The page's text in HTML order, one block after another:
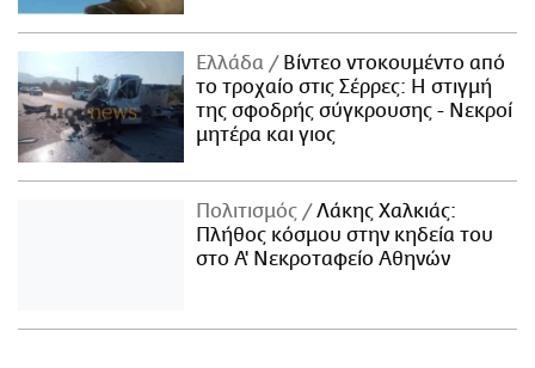
Ελλάδα
Βίντεο ντοκουμέντο από
το τροχαίο στις Σέρρες: Η στιγμή
της σφοδρής σύγκρουσης - Νεκροί
μητέρα και γιος
Πολιτισμός
Λάκης Χαλκιάς:
Πλήθος κόσμου στην κηδεία του
στο Α' Νεκροταφείο Αθηνών